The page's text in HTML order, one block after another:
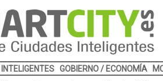
GOBIERNO / ECONOMÍA